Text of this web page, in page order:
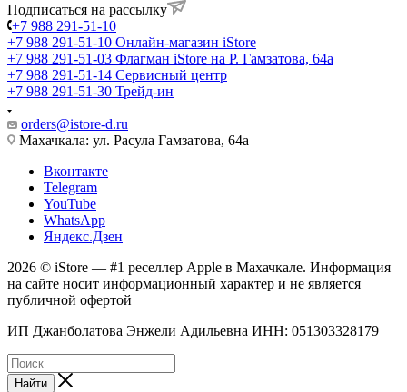
Подписаться на рассылку
+7 988 291-51-10
+7 988 291-51-10 Онлайн-магазин iStore
+7 988 291-51-03 Флагман iStore на Р. Гамзатова, 64а
+7 988 291-51-14 Сервисный центр
+7 988 291-51-30 Трейд-ин
orders@istore-d.ru
Махачкала: ул. Расула Гамзатова, 64а
Вконтакте
Telegram
YouTube
WhatsApp
Яндекс.Дзен
2026 © iStore — #1 реселлер Apple в Махачкале. Информация
на сайте носит информационный характер и не является
публичной офертой
ИП Джанболатова Энжели Адильевна ИНН: 051303328179
Найти